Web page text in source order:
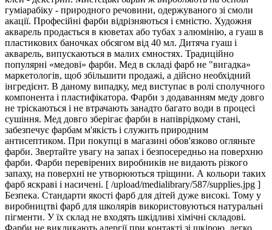
гуміарабіку - природного речовини, одержуваного зі смоли
акації. Професійні фарби відрізняються і ємністю. Художня
акварель продається в кюветах або тубах з алюмінію, а гуаш в
пластикових баночках обсягом від 40 мл. Дитяча гуаш і
акварель, випускаються в малих ємностях. Традиційно
популярні «медові» фарби. Мед в складі фарб не "вигадка»
маркетологів, щоб збільшити продажі, а дійсно необхідний
інгредієнт. В даному випадку, мед виступає в ролі сполучного
компонента і пластифікатора. Фарби з додаванням меду довго
не тріскаються і не втрачають занадто багато води в процесі
сушіння. Мед довго зберігає фарби в напіврідкому стані,
забезпечує фарбам м'якість і служить природним
антисептиком. При покупці в магазині обов'язково огляньте
фарби. Звертайте увагу на запах і безпосередньо на поверхню
фарби. Фарби перевірених виробників не видають різкого
запаху, на поверхні не утворюються тріщини. А кольори таких
фарб яскраві і насичені. [ /upload/medialibrary/587/supplies.jpg ]
Безпека. Стандарти якості фарб для дітей дуже високі. Тому у
виробництві фарб для школярів використовуються натуральні
пігменти. У їх склад не входять шкідливі хімічні складові.